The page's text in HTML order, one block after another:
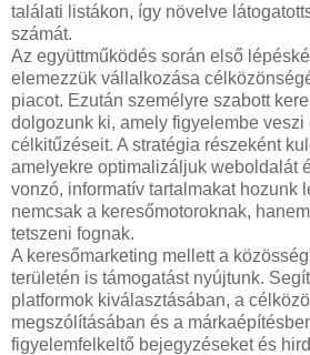
találati listákon, így növelve
számát.
Az együttműködés során első
elemezzük vállalkozása
piacot. Ezután személyre szabott
dolgozunk ki, amely figyelembe
célkitűzéseit. A stratégia részeként
amelyekre optimalizáljuk weboldalát
vonzó, informatív tartalmakat hozunk
nemcsak a keresőmotoroknak,
tetszeni fognak.
A keresőmarketing mellett a
területén is támogatást nyújtunk.
platformok kiválasztásában, a
megszólításában és a
figyelemfelkeltő bejegyzéseket és